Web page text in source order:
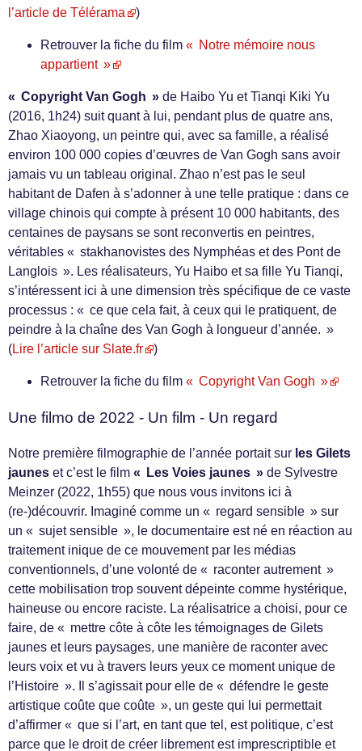
l’article de Télérama
)
Retrouver la fiche du film « Notre mémoire nous
appartient »
« Copyright Van Gogh » de Haibo Yu et Tianqi Kiki Yu
(2016, 1h24) suit quant à lui, pendant plus de quatre ans,
Zhao Xiaoyong, un peintre qui, avec sa famille, a réalisé
environ 100 000 copies d’œuvres de Van Gogh sans avoir
jamais vu un tableau original. Zhao n’est pas le seul
habitant de Dafen à s’adonner à une telle pratique : dans ce
village chinois qui compte à présent 10 000 habitants, des
centaines de paysans se sont reconvertis en peintres,
véritables « stakhanovistes des Nymphéas et des Pont de
Langlois ». Les réalisateurs, Yu Haibo et sa fille Yu Tianqi,
s’intéressent ici à une dimension très spécifique de ce vaste
processus : « ce que cela fait, à ceux qui le pratiquent, de
peindre à la chaîne des Van Gogh à longueur d’année. »
(Lire l’article sur Slate.fr )
Retrouver la fiche du film « Copyright Van Gogh »
Une filmo de 2022 - Un film - Un regard
Notre première filmographie de l’année portait sur les Gilets
jaunes et c’est le film « Les Voies jaunes » de Sylvestre
Meinzer (2022, 1h55) que nous vous invitons ici à
(re-)découvrir. Imaginé comme un « regard sensible » sur
un « sujet sensible », le documentaire est né en réaction au
traitement inique de ce mouvement par les médias
conventionnels, d’une volonté de « raconter autrement »
cette mobilisation trop souvent dépeinte comme hystérique,
haineuse ou encore raciste. La réalisatrice a choisi, pour ce
faire, de « mettre côte à côte les témoignages de Gilets
jaunes et leurs paysages, une manière de raconter avec
leurs voix et vu à travers leurs yeux ce moment unique de
l’Histoire ». Il s’agissait pour elle de « défendre le geste
artistique coûte que coûte », un geste qui lui permettait
d’affirmer « que si l’art, en tant que tel, est politique, c’est
parce que le droit de créer librement est imprescriptible et